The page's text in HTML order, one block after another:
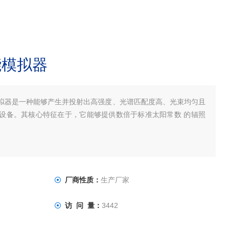
拟器
器是一种能够产生并投射出高强度、光谱匹配度高、光束均匀且
备。其核心特征在于，它能够提供数倍于标准太阳常数 的辐照
厂商性质：生产厂家
访 问 量：3442